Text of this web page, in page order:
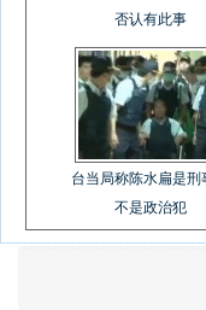
否认有此事
台当局称陈水扁是刑
不是政治犯